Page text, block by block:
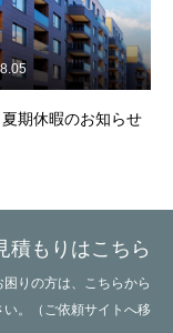
お知らせ
作業を依頼
期休暇のお知らせ
積もりはこちら
りの方は、こちらから
。（ご依頼サイトへ移